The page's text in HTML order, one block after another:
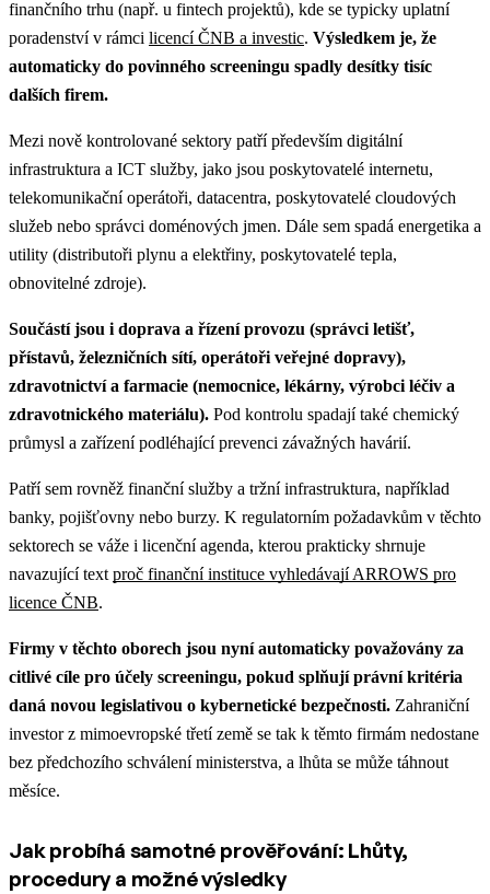
finančního trhu (např. u fintech projektů), kde se typicky uplatní
poradenství v rámci licencí ČNB a investic. Výsledkem je, že
automaticky do povinného screeningu spadly desítky tisíc
dalších firem.
Mezi nově kontrolované sektory patří především digitální
infrastruktura a ICT služby, jako jsou poskytovatelé internetu,
telekomunikační operátoři, datacentra, poskytovatelé cloudových
služeb nebo správci doménových jmen. Dále sem spadá energetika a
utility (distributoři plynu a elektřiny, poskytovatelé tepla,
obnovitelné zdroje).
Součástí jsou i doprava a řízení provozu (správci letišť,
přístavů, železničních sítí, operátoři veřejné dopravy),
zdravotnictví a farmacie (nemocnice, lékárny, výrobci léčiv a
zdravotnického materiálu). Pod kontrolu spadají také chemický
průmysl a zařízení podléhající prevenci závažných havárií.
Patří sem rovněž finanční služby a tržní infrastruktura, například
banky, pojišťovny nebo burzy. K regulatorním požadavkům v těchto
sektorech se váže i licenční agenda, kterou prakticky shrnuje
navazující textproč finanční instituce vyhledávají ARROWS pro
licence ČNB.
Firmy v těchto oborech jsou nyní automaticky považovány za
citlivé cíle pro účely screeningu, pokud splňují právní kritéria
daná novou legislativou o kybernetické bezpečnosti. Zahraniční
investor z mimoevropské třetí země se tak k těmto firmám nedostane
bez předchozího schválení ministerstva, a lhůta se může táhnout
měsíce.
Jak probíhá samotné prověřování: Lhůty,
procedury a možné výsledky